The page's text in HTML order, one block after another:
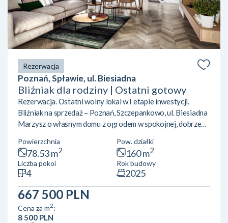
Rezerwacja
Poznań, Spławie, ul. Biesiadna
Bliźniak dla rodziny | Ostatni gotowy
Rezerwacja. Ostatni wolny lokal w I etapie inwestycji.
Bliźniak na sprzedaż – Poznań, Szczepankowo, ul. Biesiadna
Marzysz o własnym domu z ogrodem w spokojnej, dobrze
domów w zabudowie dwulokalowej! Powierzchnia: ok 78,5
m²Lokalizacja: Poznań, Szczepankowo, ul. Biesiadna Układ
pomieszczeń:Parter: przestronny salon z aneksem
kuchennym, łazienkaPiętro: 3 wygodne sypialnieLokal
posiada ogród oraz przypisane miejsce postojowe.Okna od
stro...
Powierzchnia
78.53 m2
Pow. działki
160 m2
Liczba pokoi
4
Rok budowy
2025
667 500 PLN
Cena za m2:
8 500 PLN